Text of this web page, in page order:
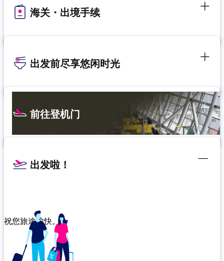
海关・出境手续
出发前尽享悠闲时光
前往登机门
出发啦！
祝您旅途愉快。